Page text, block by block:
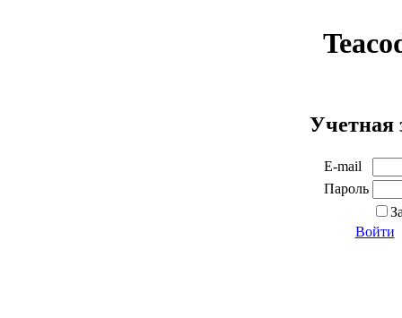
Учетная
E-mail
Пароль
Войти